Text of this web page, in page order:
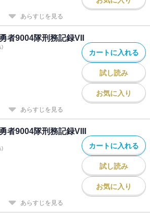
あらすじを見る
9004隊刑務記録VII
)
カートに入れる
試し読み
お気に入り
あらすじを見る
9004隊刑務記録VIII
) カートに入れる
試し読み
お気に入り
あらすじを見る